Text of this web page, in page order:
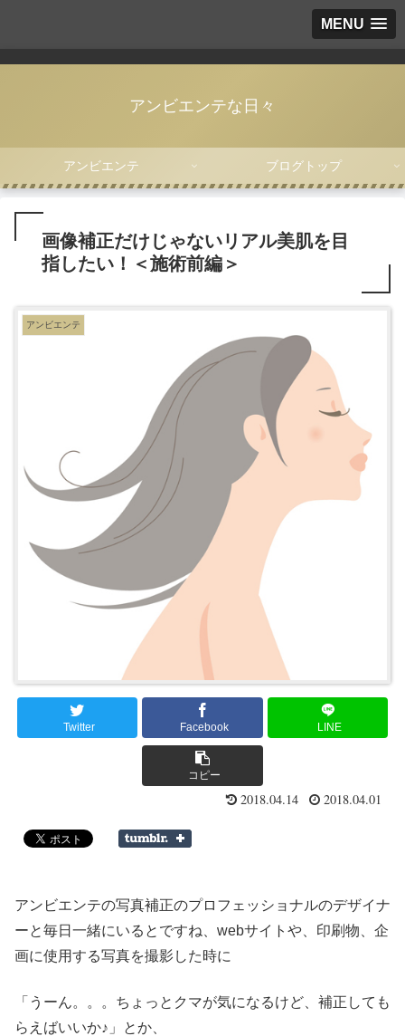
MENU
アンビエンテな日々
アンビエンテ ブログトップ
画像補正だけじゃないリアル美肌を目
指したい！＜施術前編＞
アンビエンテ
Twitter Facebook LINE
コピー
2018.04.14 2018.04.01
アンビエンテの写真補正のプロフェッショナルのデザイナ
ーと毎日一緒にいるとですね、webサイトや、印刷物、企
画に使用する写真を撮影した時に
「うーん。。。ちょっとクマが気になるけど、補正しても
らえばいいか♪」とか、